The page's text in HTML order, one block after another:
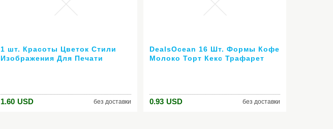
1 шт. Красоты Цветок Стили
Изображения Для Печати
Укладки # JQN-17
1.60 USD без доставки
DealsOcean 16 Шт. Формы Кофе
Молоко Торт Кекс Трафарет
0.93 USD без доставки